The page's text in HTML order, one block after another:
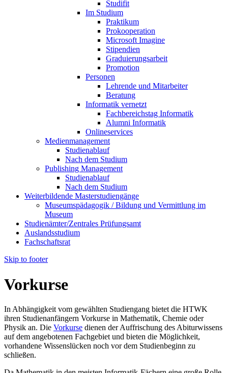
Studifit
Im Studium
Praktikum
Prokooperation
Microsoft Imagine
Stipendien
Graduierungsarbeit
Promotion
Personen
Lehrende und Mitarbeiter
Beratung
Informatik vernetzt
Fachbereichstag Informatik
Alumni Informatik
Onlineservices
Medienmanagement
Studienablauf
Nach dem Studium
Publishing Management
Studienablauf
Nach dem Studium
Weiterbildende Masterstudiengänge
Museumspädagogik / Bildung und Vermittlung im
Museum
Studienämter/Zentrales Prüfungsamt
Auslandsstudium
Fachschaftsrat
Skip to footer
Vorkurse
In Abhängigkeit vom gewählten Studiengang bietet die HTWK
ihren Studienanfängern Vorkurse in Mathematik, Chemie oder
Physik an. Die Vorkurse dienen der Auffrischung des Abiturwissens
auf dem angebotenen Fachgebiet und bieten die Möglichkeit,
vorhandene Wissenslücken noch vor dem Studienbeginn zu
schließen.